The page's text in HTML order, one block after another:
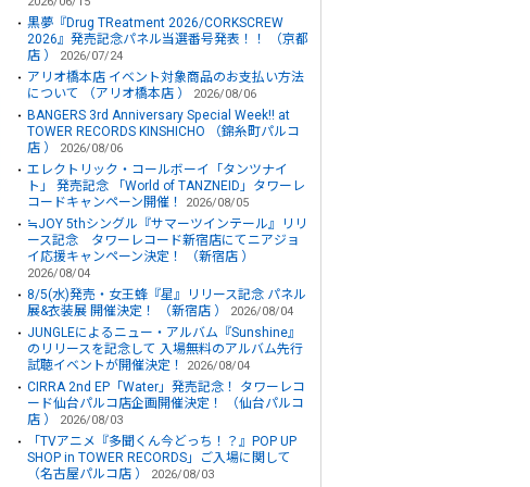
黒夢『Drug TReatment 2026/CORKSCREW
2026』発売記念パネル当選番号発表！！ （京都
店 ）
2026/07/24
アリオ橋本店 イベント対象商品のお支払い方法
について （アリオ橋本店 ）
2026/08/06
BANGERS 3rd Anniversary Special Week!! at
TOWER RECORDS KINSHICHO （錦糸町パルコ
店 ）
2026/08/06
エレクトリック・コールボーイ「タンツナイ
ト」 発売記念 「World of TANZNEID」タワーレ
コードキャンペーン開催！
2026/08/05
≒JOY 5thシングル『サマーツインテール』リリ
ース記念 タワーレコード新宿店にてニアジョ
イ応援キャンペーン決定！ （新宿店 ）
2026/08/04
8/5(水)発売・女王蜂『星』リリース記念 パネル
展&衣装展 開催決定！ （新宿店 ）
2026/08/04
JUNGLEによるニュー・アルバム『Sunshine』
のリリースを記念して 入場無料のアルバム先行
試聴イベントが開催決定！
2026/08/04
CIRRA 2nd EP「Water」発売記念！ タワーレコ
ード仙台パルコ店企画開催決定！ （仙台パルコ
店 ）
2026/08/03
「TVアニメ『多聞くん今どっち！？』POP UP
SHOP in TOWER RECORDS」ご入場に関して
（名古屋パルコ店 ）
2026/08/03